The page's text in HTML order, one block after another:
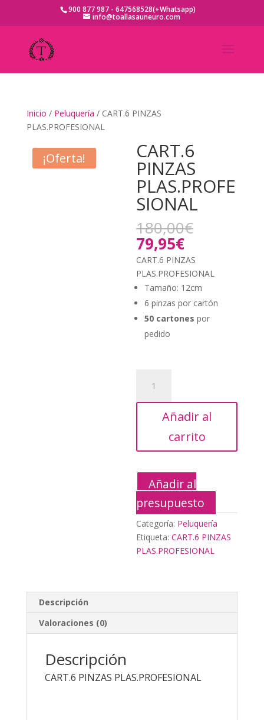
900 877 987 - 647568528(+Whatsapp)
info@toallasauneuro.com
Inicio / Peluquería / CART.6 PINZAS
PLAS.PROFESIONAL
¡Oferta! CART.6
PINZAS
PLAS.PROFE
SIONAL
180,00€
era:
180,00€.
79,95€El
precio
actual
es:
79,95€.
CART.6 PINZAS
PLAS.PROFESIONAL
Tamaño: 12cm
6 pinzas por cartón
50 cartones por
pedido
PINZAS
PLAS.PROFESIONAL
cantidadAñadir al
carrito
Añadir al
presupuesto
Categoría: Peluquería
Etiqueta:CART.6 PINZAS
PLAS.PROFESIONAL
Descripción
Valoraciones (0)
Descripción
CART.6 PINZAS PLAS.PROFESIONAL